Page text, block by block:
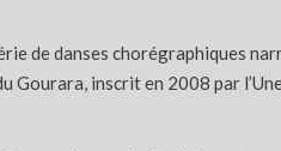
de danses chorégraphiques
Gourara, inscrit en 2008 par